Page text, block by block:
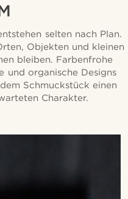
selten nach Plan.
Objekten und kleinen
bleiben. Farbenfrohe
und organische Designs
Schmuckstück einen
Charakter.